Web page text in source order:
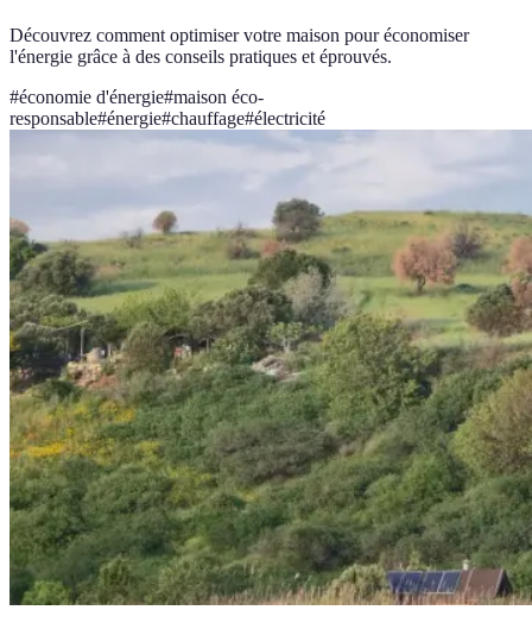
Découvrez comment optimiser votre maison pour économiser
l'énergie grâce à des conseils pratiques et éprouvés.
#économie d'énergie#maison éco-
responsable#énergie#chauffage#électricité